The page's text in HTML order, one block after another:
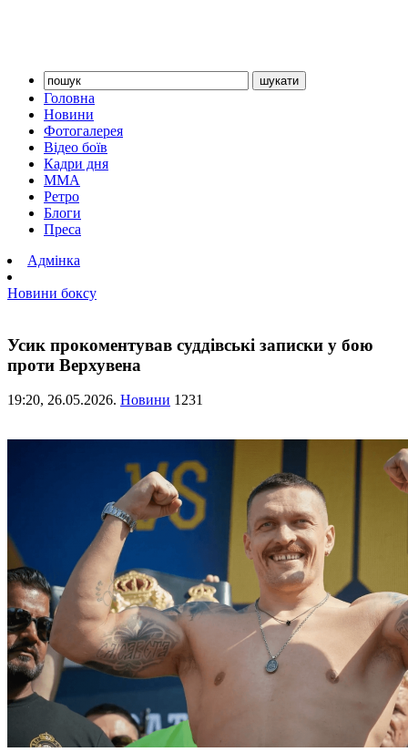
Головна
Новини
Фотогалерея
Відео боїв
Кадри дня
ММА
Ретро
Блоги
Преса
Адмінка
Новини боксу
Усик прокоментував суддівські записки у бою
проти Верхувена
19:20, 26.05.2026. Новини 1231